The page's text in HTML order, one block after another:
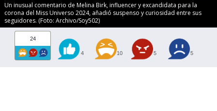
Un inusual comentario de Melina Birk, influencer y excandidata para la
corona del Miss Universo 2024, añadió suspenso y curiosidad entre sus
seguidores. (Foto: Archivo/Soy502)
24
4 10 5 5